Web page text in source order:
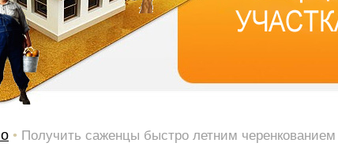
• Получить саженцы быстро летним черенкованием